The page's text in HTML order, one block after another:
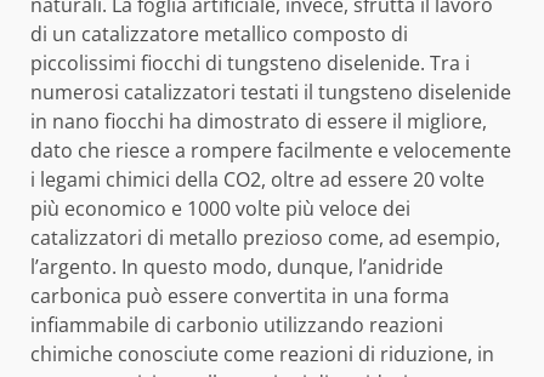
di un catalizzatore metallico composto di
piccolissimi fiocchi di tungsteno diselenide. Tra i
numerosi catalizzatori testati il tungsteno diselenide
in nano fiocchi ha dimostrato di essere il migliore,
dato che riesce a rompere facilmente e velocemente
i legami chimici della CO2, oltre ad essere 20 volte
più economico e 1000 volte più veloce dei
catalizzatori di metallo prezioso come, ad esempio,
l’argento. In questo modo, dunque, l’anidride
carbonica può essere convertita in una forma
infiammabile di carbonio utilizzando reazioni
chimiche conosciute come reazioni di riduzione, in